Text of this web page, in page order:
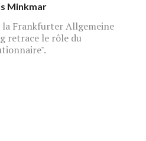
Minkmar
la Frankfurter Allgemeine
retrace le rôle du